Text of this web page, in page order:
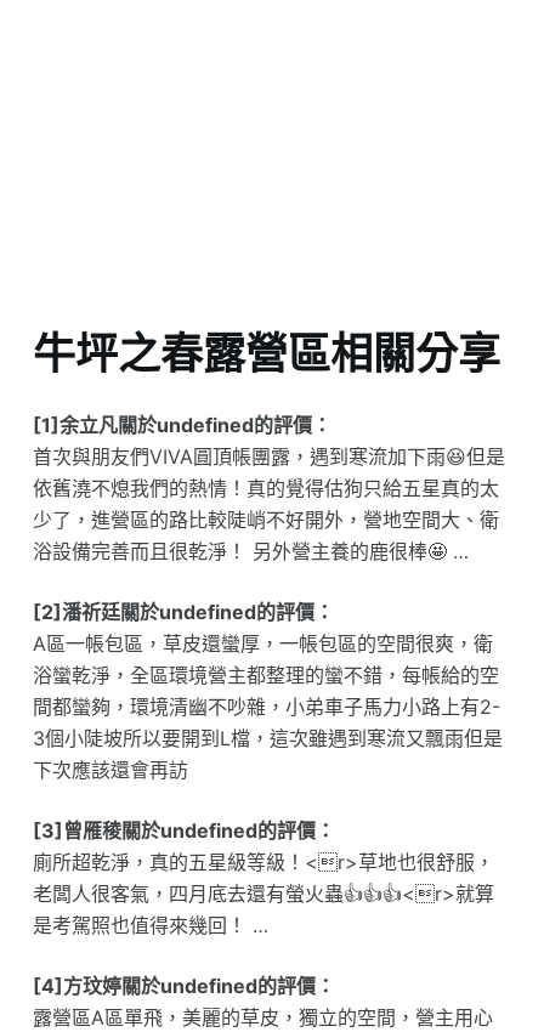
牛坪之春露營區相關分享
[1]余立凡關於undefined的評價：
首次與朋友們VIVA圓頂帳團露，遇到寒流加下雨😆但是
依舊澆不熄我們的熱情！真的覺得估狗只給五星真的太
少了，進營區的路比較陡峭不好開外，營地空間大、衛
浴設備完善而且很乾淨！ 另外營主養的鹿很棒🤩 …
[2]潘祈廷關於undefined的評價：
A區一帳包區，草皮還蠻厚，一帳包區的空間很爽，衛
浴蠻乾淨，全區環境營主都整理的蠻不錯，每帳給的空
間都蠻夠，環境清幽不吵雜，小弟車子馬力小路上有2-
3個小陡坡所以要開到L檔，這次雖遇到寒流又飄雨但是
下次應該還會再訪
[3]曾雁稜關於undefined的評價：
廁所超乾淨，真的五星級等級！<r>草地也很舒服，
老闆人很客氣，四月底去還有螢火蟲👍👍👍<r>就算
是考駕照也值得來幾回！ …
[4]方玟婷關於undefined的評價：
露營區A區單飛，美麗的草皮，獨立的空間，營主用心